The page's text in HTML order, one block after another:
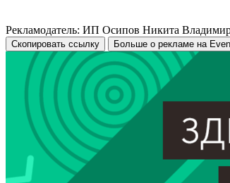
Рекламодатель: ИП Осипов Никита
Скопировать ссылку Больше о рекламе на